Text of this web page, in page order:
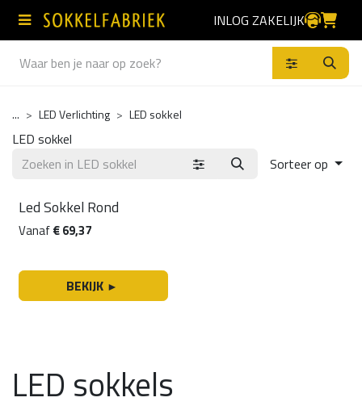
Overslaan naar inhoud
INLOG ZAKELIJK
Producten
... LED Verlichting LED sokkel
LED sokkel
Sorteer op
Led Sokkel Rond
Vanaf€69,37
BEKIJK ►
LED sokkels